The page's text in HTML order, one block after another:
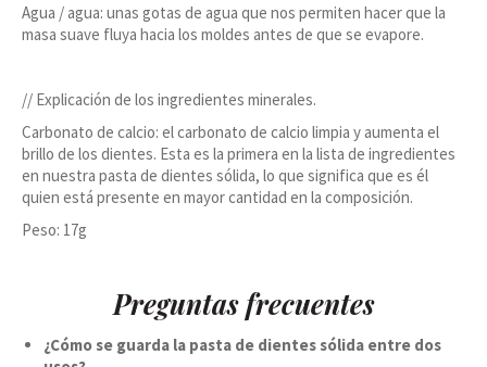
Agua / agua: unas gotas de agua que nos permiten hacer que la
masa suave fluya hacia los moldes antes de que se evapore.
// Explicación de los ingredientes minerales.
Carbonato de calcio: el carbonato de calcio limpia y aumenta el
brillo de los dientes. Esta es la primera en la lista de ingredientes
en nuestra pasta de dientes sólida, lo que significa que es él
quien está presente en mayor cantidad en la composición.
Peso: 17g
Preguntas frecuentes
¿Cómo se guarda la pasta de dientes sólida entre dos